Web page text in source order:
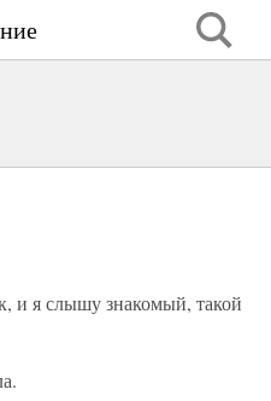
и я слышу знакомый, такой